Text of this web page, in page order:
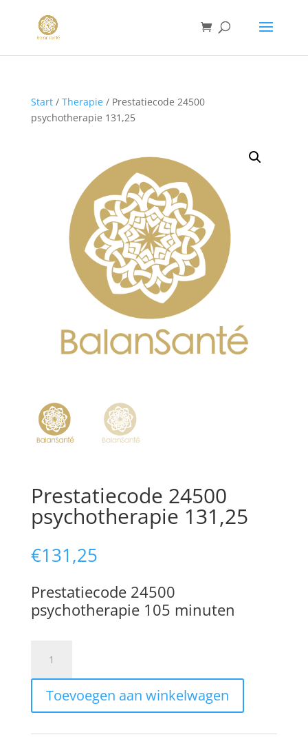
Start/ Therapie/ Prestatiecode 24500
psychotherapie 131,25
Prestatiecode 24500
psychotherapie 131,25
€131,25
Prestatiecode 24500
psychotherapie 105 minuten
24500
psychotherapie
131,25
aantal
Toevoegen aan winkelwagen